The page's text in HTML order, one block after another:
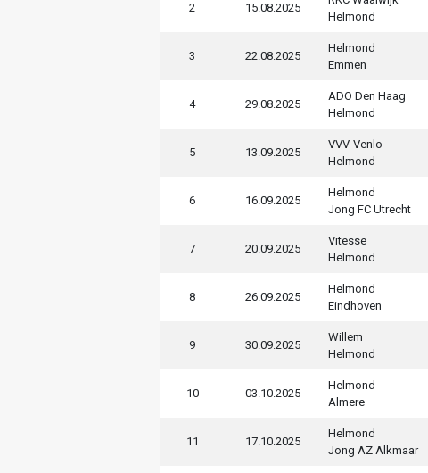
2 15.08.2025
Helmond
3 22.08.2025
Helmond
Emmen
4 29.08.2025
ADO Den Haag
Helmond
5 13.09.2025
VVV-Venlo
Helmond
6 16.09.2025
Helmond
Jong FC Utrecht
7 20.09.2025
Vitesse
Helmond
8 26.09.2025
Helmond
Eindhoven
9 30.09.2025
Willem
Helmond
10 03.10.2025
Helmond
Almere
11 17.10.2025
Helmond
Jong AZ Alkmaar